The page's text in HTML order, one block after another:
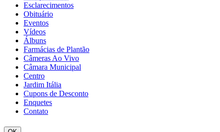
Esclarecimentos
Obituário
Eventos
Vídeos
Álbuns
Farmácias de Plantão
Câmeras Ao Vivo
Câmara Municipal
Centro
Jardim Itália
Cupons de Desconto
Enquetes
Contato